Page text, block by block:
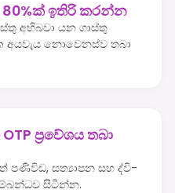
80%ක් ඉතිරි කරන්න
අභිබවා යන ගාස්තු
අයවැය නොවෙනස්ව තබා
ප්‍රවේශය තබා
පණිවිඩ, සත්‍යාපන සහ ද්වි-
සිටින්න.